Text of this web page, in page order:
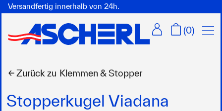
Versandfertig innerhalb von 24h.
(0)
← Zurück zu Klemmen & Stopper
Stopperkugel Viadana